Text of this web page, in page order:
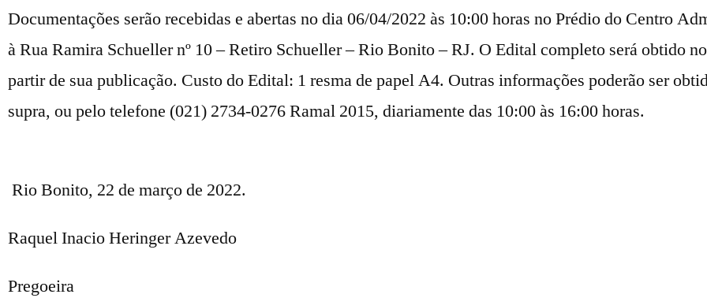
Documentações serão recebidas e abertas no dia 06/04/2022 às 10:00 horas no Prédio do Centro
à Rua Ramira Schueller nº 10 – Retiro Schueller – Rio Bonito – RJ. O Edital completo será obtido
partir de sua publicação. Custo do Edital: 1 resma de papel A4. Outras informações poderão ser
supra, ou pelo telefone (021) 2734-0276 Ramal 2015, diariamente das 10:00 às 16:00 horas.
Rio Bonito, 22 de março de 2022.
Raquel Inacio Heringer Azevedo
Pregoeira